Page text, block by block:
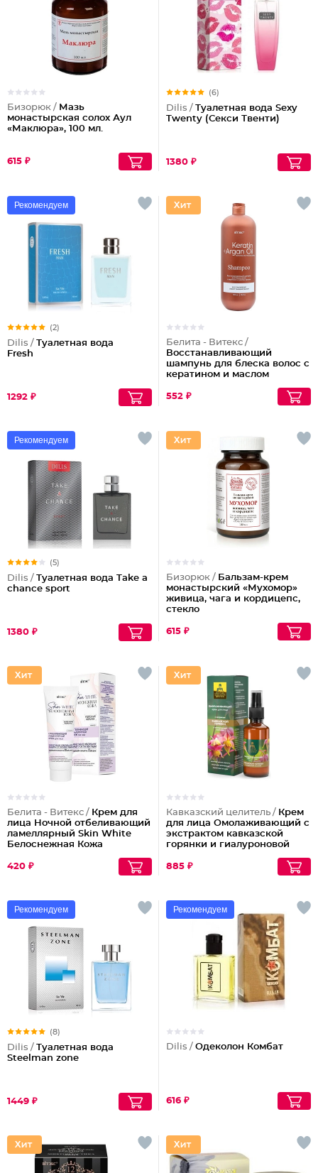
Бизорюк / Мазь
монастырская солох Аул
«Маклюра», 100 мл.
615 ₽
(6)
Dilis / Туалетная вода Sexy
Twenty (Секси Твенти)
1380 ₽
Рекомендуем
(2)
Dilis / Туалетная вода
Fresh
1292 ₽
Белита - Витекс /
Восстанавливающий
шампунь для блеска волос с
кератином и маслом
552 ₽
Рекомендуем
(5)
Dilis / Туалетная вода Take a
chance sport
1380 ₽
Бизорюк / Бальзам-крем
монастырский «Мухомор»
живица, чага и кордицепс,
стекло
615 ₽
Белита - Витекс / Крем для
лица Ночной отбеливающий
ламеллярный Skin White
Белоснежная Кожа
420 ₽
Кавказский целитель / Крем
для лица Омолаживающий с
экстрактом кавказской
горянки и гиалуроновой
885 ₽
Рекомендуем
(8)
Dilis / Туалетная вода
Steelman zone
1449 ₽
Рекомендуем
Dilis / Одеколон Комбат
616 ₽